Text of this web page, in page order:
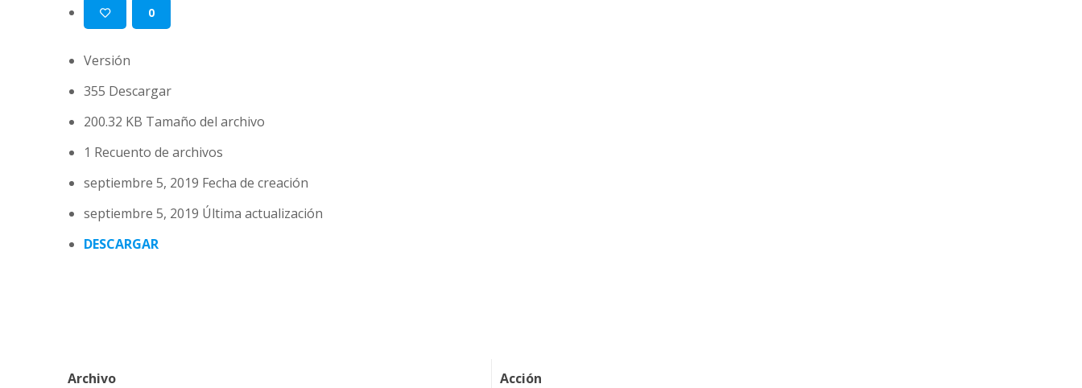
0
Versión
355 Descargar
200.32 KB Tamaño del archivo
1 Recuento de archivos
septiembre 5, 2019 Fecha de creación
septiembre 5, 2019 Última actualización
DESCARGAR
Archivo Acción